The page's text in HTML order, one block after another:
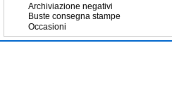
Archiviazione negativi
Buste consegna stampe
Occasioni